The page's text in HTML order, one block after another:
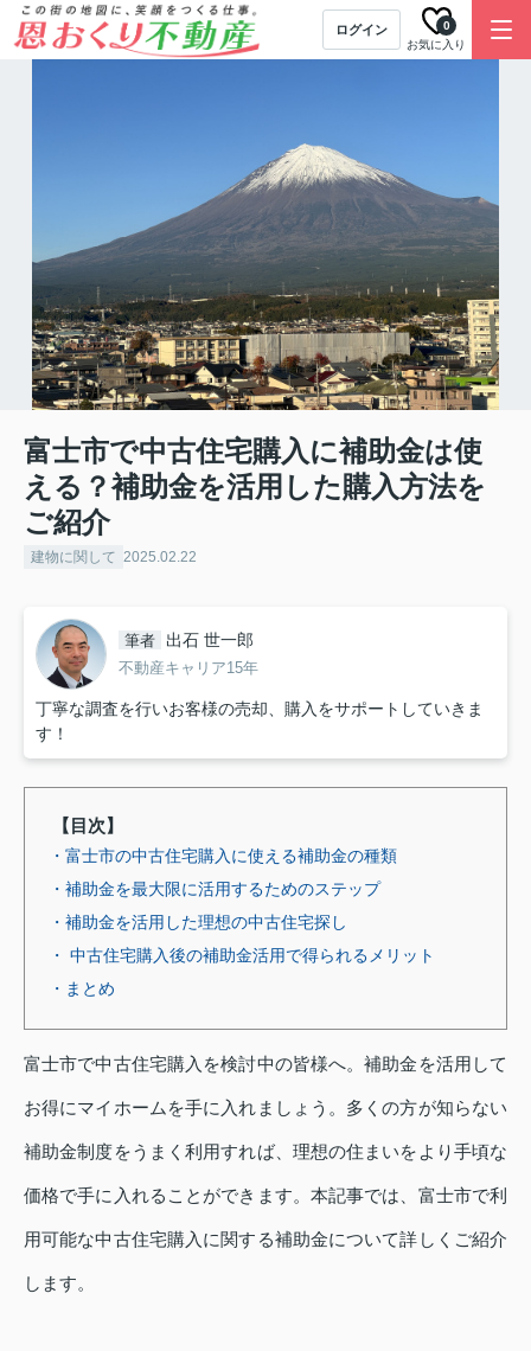
ログイン
お気に入り
0
富士市で中古住宅購入に補助金は使
える？補助金を活用した購入方法を
ご紹介
建物に関して 2025.02.22
筆者 出石 世一郎
不動産キャリア15年
丁寧な調査を行いお客様の売却、購入をサポートしていきま
す！
【目次】
・富士市の中古住宅購入に使える補助金の種類
・補助金を最大限に活用するためのステップ
・補助金を活用した理想の中古住宅探し
・ 中古住宅購入後の補助金活用で得られるメリット
・まとめ
富士市で中古住宅購入を検討中の皆様へ。補助金を活用して
お得にマイホームを手に入れましょう。多くの方が知らない
補助金制度をうまく利用すれば、理想の住まいをより手頃な
価格で手に入れることができます。本記事では、富士市で利
用可能な中古住宅購入に関する補助金について詳しくご紹介
します。